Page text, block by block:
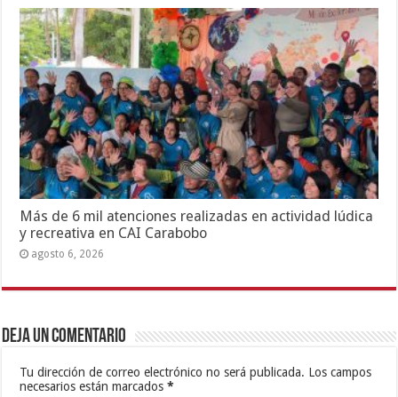
Más de 6 mil atenciones realizadas en actividad lúdica
y recreativa en CAI Carabobo
agosto 6, 2026
Deja un comentario
Tu dirección de correo electrónico no será publicada. Los campos
necesarios están marcados*